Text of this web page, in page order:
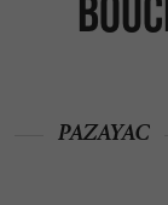
PAZAYAC